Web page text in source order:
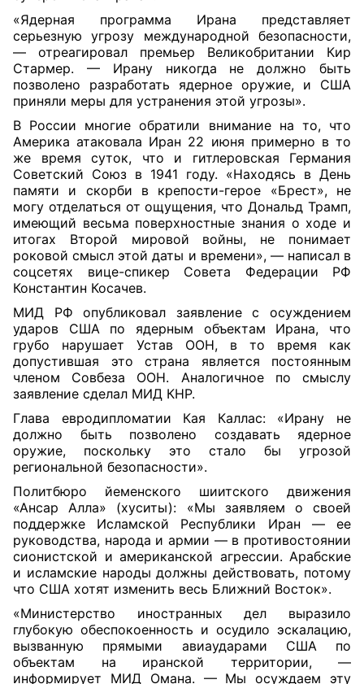
«Ядерная программа Ирана представляет
серьезную угрозу международной безопасности,
— отреагировал премьер Великобритании Кир
Стармер. — Ирану никогда не должно быть
позволено разработать ядерное оружие, и США
приняли меры для устранения этой угрозы».
В России многие обратили внимание на то, что
Америка атаковала Иран 22 июня примерно в то
же время суток, что и гитлеровская Германия
Советский Союз в 1941 году. «Находясь в День
памяти и скорби в крепости-герое «Брест», не
могу отделаться от ощущения, что Дональд Трамп,
имеющий весьма поверхностные знания о ходе и
итогах Второй мировой войны, не понимает
роковой смысл этой даты и времени», — написал в
соцсетях вице-спикер Совета Федерации РФ
Константин Косачев.
МИД РФ опубликовал заявление с осуждением
ударов США по ядерным объектам Ирана, что
грубо нарушает Устав ООН, в то время как
допустившая это страна является постоянным
членом Совбеза ООН. Аналогичное по смыслу
заявление сделал МИД КНР.
Глава евродипломатии Кая Каллас: «Ирану не
должно быть позволено создавать ядерное
оружие, поскольку это стало бы угрозой
региональной безопасности».
Политбюро йеменского шиитского движения
«Ансар Алла» (хуситы): «Мы заявляем о своей
поддержке Исламской Республики Иран — ее
руководства, народа и армии — в противостоянии
сионистской и американской агрессии. Арабские
и исламские народы должны действовать, потому
что США хотят изменить весь Ближний Восток».
«Министерство иностранных дел выразило
глубокую обеспокоенность и осудило эскалацию,
вызванную прямыми авиаударами США по
объектам на иранской территории, —
информирует МИД Омана. — Мы осуждаем эту